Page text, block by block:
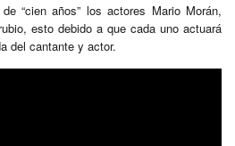
“cien años” los actores Mario Morán,
esto debido a que cada uno actuará
del cantante y actor.